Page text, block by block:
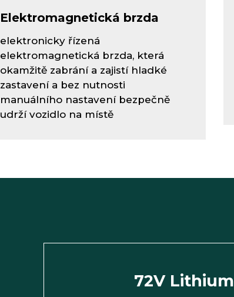
Elektromagnetická brzda
elektronicky řízená
elektromagnetická brzda, která
okamžitě zabrání a zajistí hladké
zastavení a bez nutnosti
manuálního nastavení bezpečně
udrží vozidlo na místě
72V Lithium